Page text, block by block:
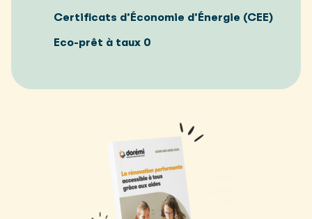
Certificats d’Économie d’Énergie (CEE)
Eco-prêt à taux 0